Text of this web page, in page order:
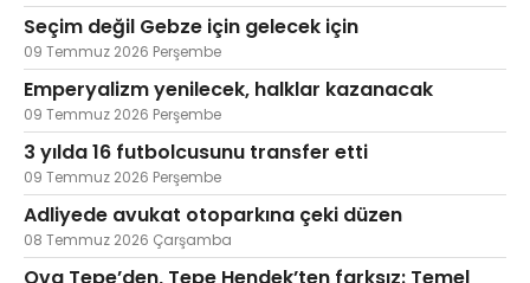
Seçim değil Gebze için gelecek için
09 Temmuz 2026 Perşembe
Emperyalizm yenilecek, halklar kazanacak
09 Temmuz 2026 Perşembe
3 yılda 16 futbolcusunu transfer etti
09 Temmuz 2026 Perşembe
Adliyede avukat otoparkına çeki düzen
08 Temmuz 2026 Çarşamba
Ova Tepe’den, Tepe Hendek’ten farksız: Temel